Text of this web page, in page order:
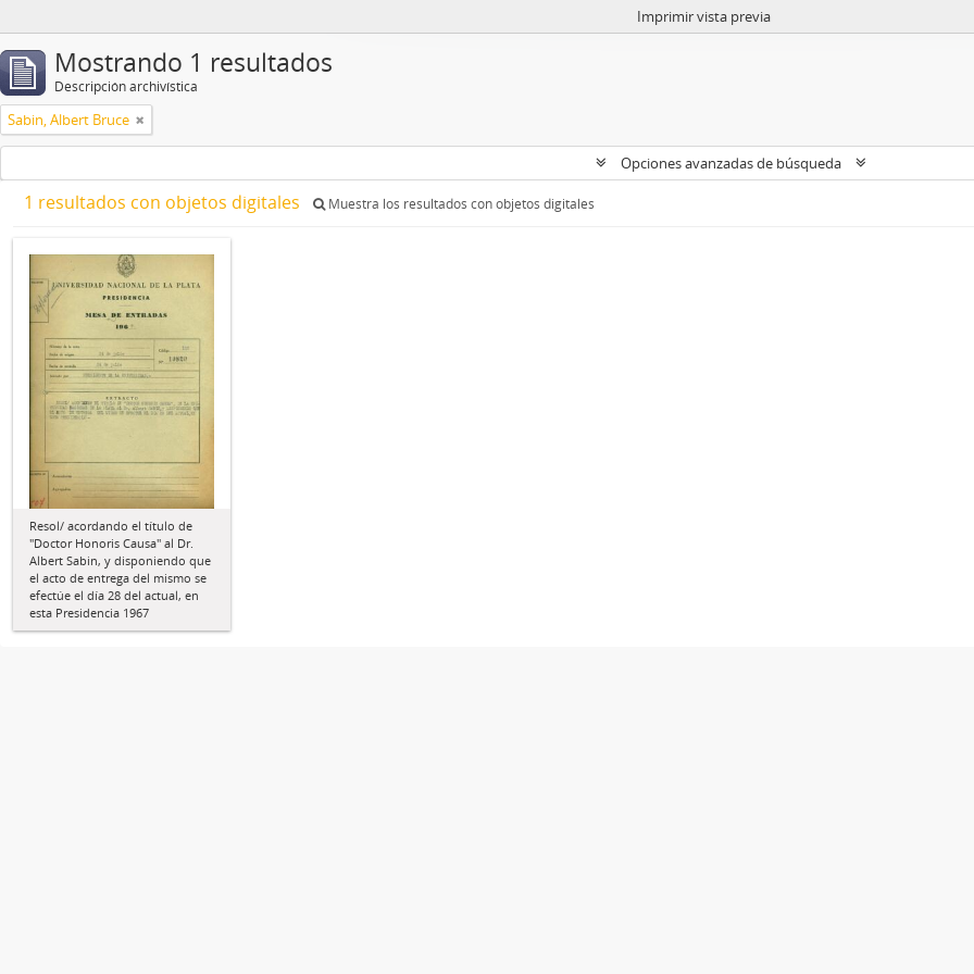
Imprimir vista previa
Mostrando 1 resultados
Descripción archivística
Sabin, Albert Bruce
Opciones avanzadas de búsqueda
1 resultados con objetos digitales Muestra los resultados con objetos digitales
Resol/ acordando el título de
"Doctor Honoris Causa" al Dr.
Albert Sabin, y disponiendo que
el acto de entrega del mismo se
efectúe el día 28 del actual, en
esta Presidencia 1967